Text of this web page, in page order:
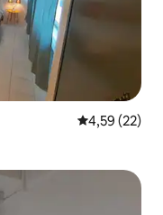
Gemiddelde
4,59 (22)